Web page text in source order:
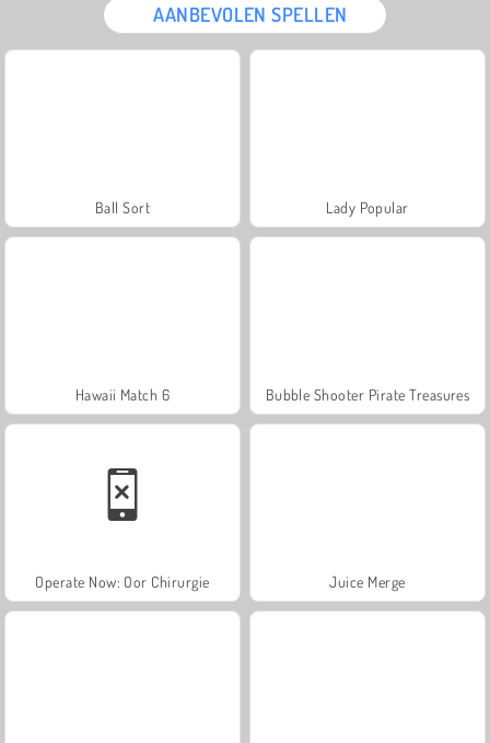
AANBEVOLEN SPELLEN
Ball Sort Lady Popular
Hawaii Match 6 Bubble Shooter Pirate Treasures
Operate Now: Oor Chirurgie Juice Merge